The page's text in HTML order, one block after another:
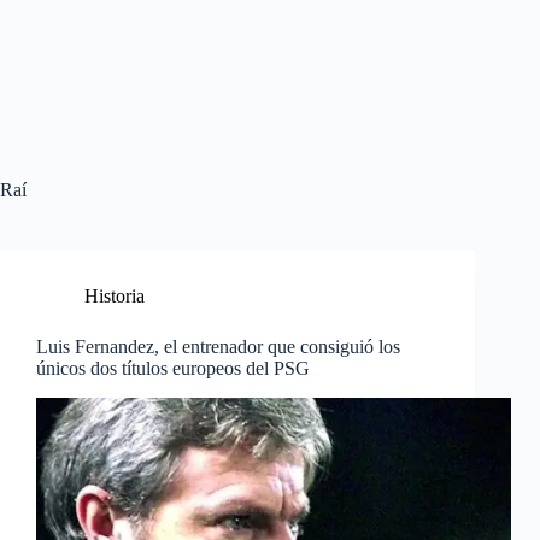
Raí
Historia
Luis Fernandez, el entrenador que consiguió los
únicos dos títulos europeos del PSG